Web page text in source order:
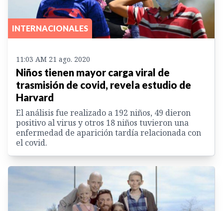
INTERNACIONALES
11:03 AM 21 ago. 2020
Niños tienen mayor carga viral de
trasmisión de covid, revela estudio de
Harvard
El análisis fue realizado a 192 niños, 49 dieron
positivo al virus y otros 18 niños tuvieron una
enfermedad de aparición tardía relacionada con
el covid.